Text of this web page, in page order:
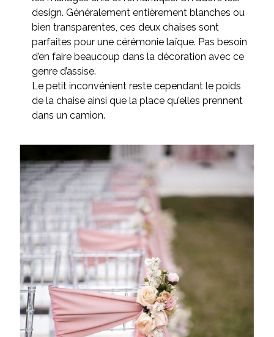
design. Généralement entièrement blanches ou
bien transparentes, ces deux chaises sont
parfaites pour une cérémonie laïque. Pas besoin
d’en faire beaucoup dans la décoration avec ce
genre d’assise.
Le petit inconvénient reste cependant le poids
de la chaise ainsi que la place qu’elles prennent
dans un camion.